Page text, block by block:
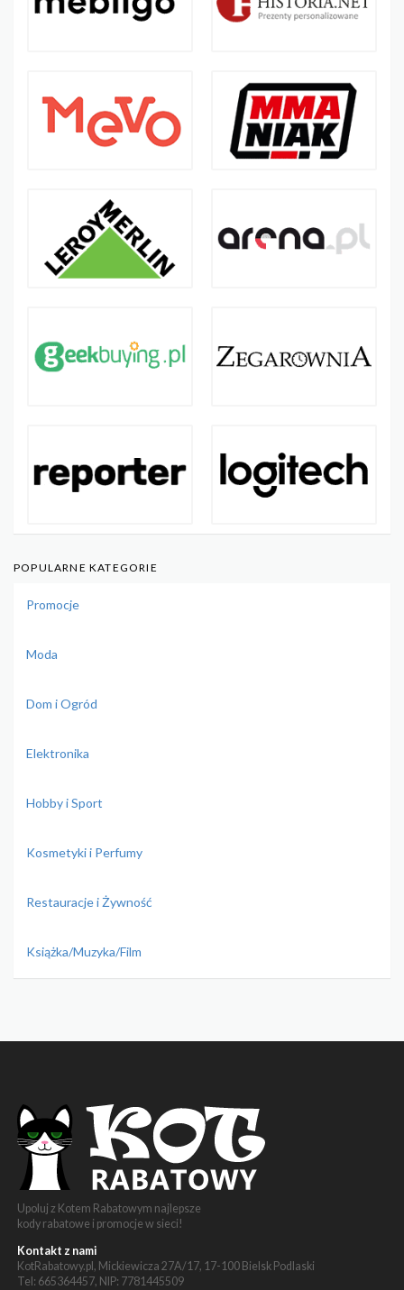
POPULARNE KATEGORIE
Promocje
Moda
Dom i Ogród
Elektronika
Hobby i Sport
Kosmetyki i Perfumy
Restauracje i Żywność
Książka/Muzyka/Film
Upoluj z Kotem Rabatowym najlepsze
kody rabatowe i promocje w sieci!
Kontakt z nami
KotRabatowy.pl, Mickiewicza 27A/17, 17-100 Bielsk Podlaski
Tel: 665364457, NIP: 7781445509